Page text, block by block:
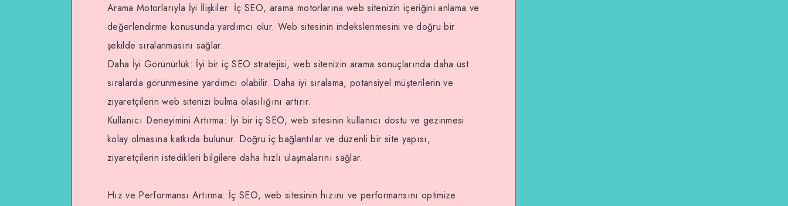
Arama Motorlarıyla İyi İlişkiler: İç SEO, arama motorlarına web sitenizin içeriğini anlama ve
değerlendirme konusunda yardımcı olur. Web sitesinin indekslenmesini ve doğru bir
şekilde sıralanmasını sağlar.
Daha İyi Görünürlük: İyi bir iç SEO stratejisi, web sitenizin arama sonuçlarında daha üst
sıralarda görünmesine yardımcı olabilir. Daha iyi sıralama, potansiyel müşterilerin ve
ziyaretçilerin web sitenizi bulma olasılığını artırır.
Kullanıcı Deneyimini Artırma: İyi bir iç SEO, web sitesinin kullanıcı dostu ve gezinmesi
kolay olmasına katkıda bulunur. Doğru iç bağlantılar ve düzenli bir site yapısı,
ziyaretçilerin istedikleri bilgilere daha hızlı ulaşmalarını sağlar.
Hız ve Performansı Artırma: İç SEO, web sitesinin hızını ve performansını optimize